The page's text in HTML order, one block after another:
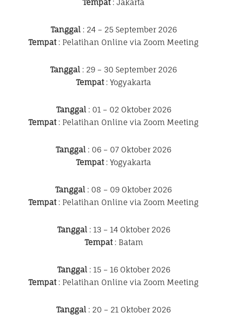
Tempat: Jakarta
Tanggal: 24 – 25 September 2026
Tempat: Pelatihan Online via Zoom Meeting
Tanggal : 29 – 30 September 2026
Tempat: Yogyakarta
Tanggal: 01 – 02 Oktober 2026
Tempat: Pelatihan Online via Zoom Meeting
Tanggal : 06 – 07 Oktober 2026
Tempat: Yogyakarta
Tanggal : 08 – 09 Oktober 2026
Tempat: Pelatihan Online via Zoom Meeting
Tanggal: 13 – 14 Oktober 2026
Tempat: Batam
Tanggal: 15 – 16 Oktober 2026
Tempat: Pelatihan Online via Zoom Meeting
Tanggal : 20 – 21 Oktober 2026